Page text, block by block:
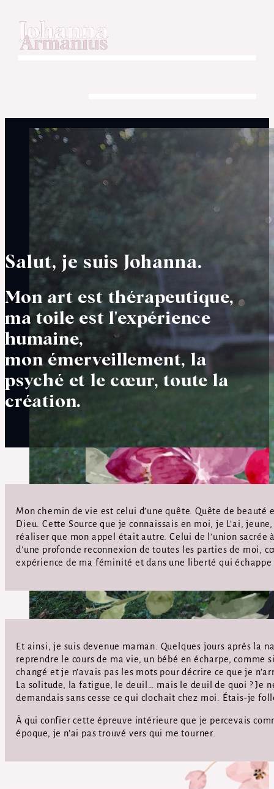
Salut, je suis Johanna.
Mon art est thérapeutique,
ma toile est l'expérience
humaine,
mon émerveillement, la
psyché et le cœur, toute la
création.
Mon histoire
Mon chemin de vie est celui d’une quête. Quête de
Dieu. Cette Source que je connaissais en moi, je L’ai,
réaliser que mon appel était autre. Celui de l’union
d’une profonde reconnexion de toutes les parties de moi,
expérience de ma féminité et dans une liberté qui
Et ainsi, je suis devenue maman. Quelques jours après la
reprendre le cours de ma vie, un bébé en écharpe, comme
changé et je n’avais pas les mots pour décrire ce que je
La solitude, la fatigue, le deuil… mais le deuil de quoi ? Je
demandais sans cesse ce qui clochait chez moi. Étais-je
À qui confier cette épreuve intérieure que je percevais
époque, je n’ai pas trouvé vers qui me tourner.